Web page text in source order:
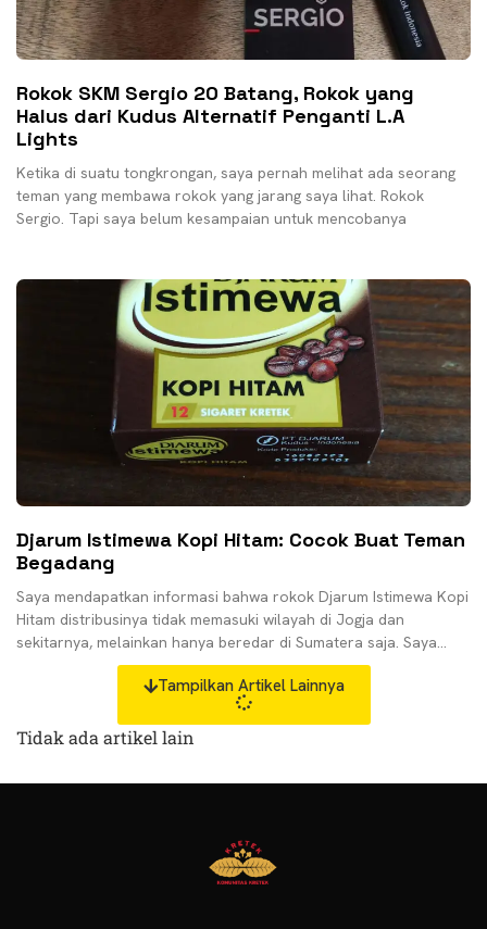
Rokok SKM Sergio 20 Batang, Rokok yang
Halus dari Kudus Alternatif Penganti L.A
Lights
Ketika di suatu tongkrongan, saya pernah melihat ada seorang
teman yang membawa rokok yang jarang saya lihat. Rokok
Sergio. Tapi saya belum kesampaian untuk mencobanya
Djarum Istimewa Kopi Hitam: Cocok Buat Teman
Begadang
Saya mendapatkan informasi bahwa rokok Djarum Istimewa Kopi
Hitam distribusinya tidak memasuki wilayah di Jogja dan
sekitarnya, melainkan hanya beredar di Sumatera saja. Saya
Tampilkan Artikel Lainnya
Tidak ada artikel lain